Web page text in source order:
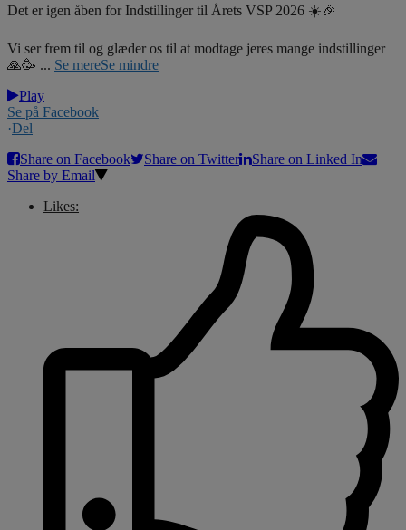
Det er igen åben for Indstillinger til Årets VSP 2026 ☀️🎉
Vi ser frem til og glæder os til at modtage jeres mange indstillinger
🙏🥳 ... Se mereSe mindre
Play
Se på Facebook
·Del
Share on Facebook
Share on Twitter
Share on Linked In
Share by Email
Likes: